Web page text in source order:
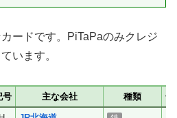
ードです。PiTaPaのみクレジ
います。
号 主な会社 種類 全